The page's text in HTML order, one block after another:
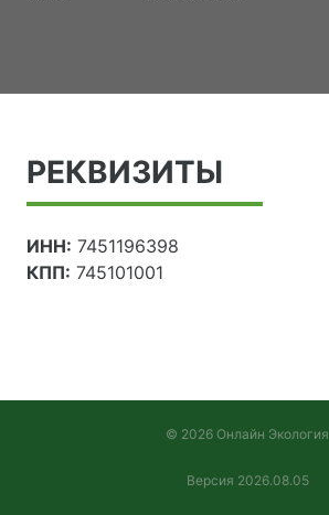
РЕКВИЗИТЫ
ИНН: 7451196398
КПП: 745101001
© 2026 Онлайн Экология
Версия 2026.08.05